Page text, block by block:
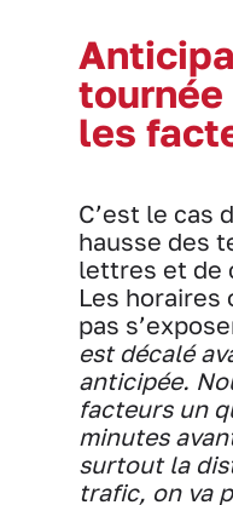
tournée
les
C’est le cas
hausse des
lettres et de
Les horaires
pas
est décalé
anticipée.
facteurs un
minutes
surtout la
trafic, on va